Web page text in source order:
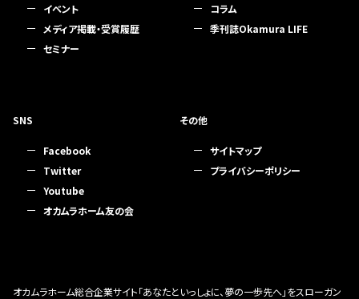
イベント
メディア掲載・受賞履歴
セミナー
コラム
季刊誌Okamura LIFE
SNS
Facebook
Twitter
Youtube
オカムラホーム友の会
その他
サイトマップ
プライバシーポリシー
オカムラホーム総合企業サイト「あなたといっしょに、夢の一歩先へ」をスローガン